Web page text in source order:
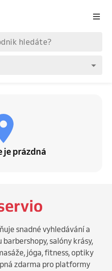
je prázdná
snadné vyhledávání a
salóny krásy,
jóga, fitness, optiky
zdarma pro platformy